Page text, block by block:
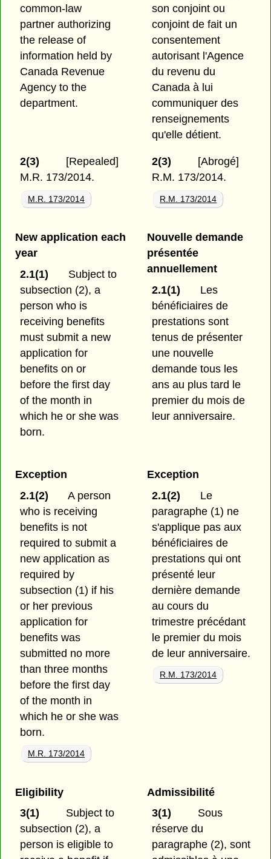
common-law
partner authorizing
the release of
information held by
Canada Revenue
Agency to the
department.
son conjoint ou
conjoint de fait un
consentement
autorisant l'Agence
du revenu du
Canada à lui
communiquer des
renseignements
qu'elle détient.
2(3)
[Repealed]
M.R. 173/2014.
M.R. 173/2014
2(3)
[Abrogé]
R.M. 173/2014.
R.M. 173/2014
New application each
year
2.1(1)
Subject to
subsection (2), a
person who is
receiving benefits
must submit a new
application for
benefits on or
before the first day
of the month in
which he or she was
born.
Nouvelle demande
présentée
annuellement
2.1(1)
Les
bénéficiaires de
prestations sont
tenus de présenter
une nouvelle
demande tous les
ans au plus tard le
premier du mois de
leur anniversaire.
Exception
2.1(2)
A person
who is receiving
benefits is not
required to submit a
new application as
required by
subsection (1) if his
or her previous
application for
benefits was
submitted no more
than three months
before the first day
of the month in
which he or she was
born.
M.R. 173/2014
Exception
2.1(2)
Le
paragraphe (1) ne
s'applique pas aux
bénéficiaires de
prestations qui ont
présenté leur
dernière demande
au cours du
trimestre précédant
le premier du mois
de leur anniversaire.
R.M. 173/2014
Eligibility
3(1)
Subject to
subsection (2), a
person is eligible to
Admissibilité
3(1)
Sous
réserve du
paragraphe (2), sont